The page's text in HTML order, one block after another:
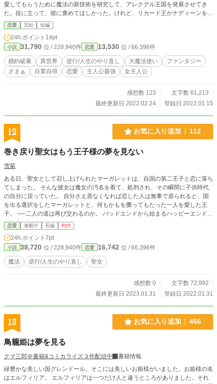
愛してもらうために魔法の新技術を研究して、アレクグル王国を発展させてき
た。役に立って、彼に褒めてほしかった。けれど、リカード王がナディーンを愛
することは無かった。 王子だったリカードに言い寄ってくる女達を退け、王
になったリカードの愛人になろうと近寄ってくる女達を追い払って、彼に愛して
もらおうと必死に頑張ってきた。しかし、ナディーンの努力が実ることはなかっ
たのだ。 彼は、私を愛してくれない。ナディーンは、その事実に気づくまで
に随分と時間を無駄にしてしまった。 年老いて死期を悟ったナディーンは、
準備に取り掛かった。時間戻しの究極魔法で、一か八か人生をやり直すために。
今度はリカードという男に人生を無駄に捧げない、自由な生き方で生涯を楽し
違ってリカードの恋路を何も邪魔しなかった彼女は、とあるパーティーで婚約破
レクグル王国の変化を遠くで眺めて楽しみながら、魔法の研究に夢中になる。良
い人と出会って、愛してもらいながら幸せな人生をやり直す。そんな物語です。
※カクヨムにも掲載中の作品です。
恋愛 完結 短編
24h.ポイント 14pt
小説 31,790 位 / 228,940件 恋愛 13,530 位 / 66,396件
婚約破棄 異世界 逆行/人生のやり直し 大魔法使い
ファンタジー
ざまぁ
自業自得 恋愛 主人公最強 女主人公
感想数 123
文字数 61,213
最終更新日 2022.02.24
登録日 2022.01.15
12 お気に入り追加 112
巻き戻り聖女はもう王子様の夢を見ない
雪菊
ある日、聖女として召し上げられたマーガレットは、自国の第二王子と恋に落ち
てしまった。 そんな彼女は魔女の汚名を着て、処刑され、その瞬間に子供時代
の自分に戻っていた。 自分さえ居なくなれば恋した人は無事で居られると、国
を出る選択をしたマーガレットと、何もかもを擲ってもたった一人を愛した王
子。 ──二人の道は再び交わるのか。 バッドエンドから始まるハッピーエンドを
手繰り寄せる物語。 ※緩い感じで読んでください。 ※週に一〜二回の更新を予
定しています。 ※なろうで出したものの連載版になります。
恋愛 連載中 長編 R15
24h.ポイント 7pt
小説 38,720 位 / 228,940件 恋愛 16,742 位 / 66,396件
魔法 逆行/人生のやり直し 聖女
感想数 0
文字数 72,992
最終更新日 2023.01.31
登録日 2022.01.31
13 お気に入り追加 466
鳥籠姫は夢を見る
クマ三郎＠書籍&コミカライズ３作配信中
書籍情報
緑豊かな美しい国グレンドール。そこには美しいお姫様がいました。お姫様の名
はエルフィリア。 エルフィリアは一つだけ人と違うところがありました。それ